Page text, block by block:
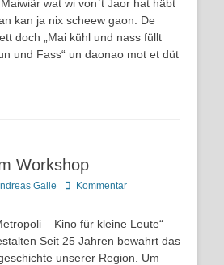
wat wi von`t Jaor hat häbt
kan ja nix scheew gaon. De
doch „Mai kühl und nass füllt
und Fass“ un daonao mot et düt
Workshop
Galle
Kommentar
– Kino für kleine Leute“
Seit 25 Jahren bewahrt das
unserer Region. Um